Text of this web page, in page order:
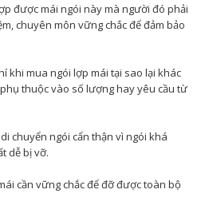
được mái ngói này mà người đó phải
chuyên môn vững chắc để đảm bảo
khi mua ngói lợp mái tại sao lại khác
thuộc vào số lượng hay yêu cầu từ
chuyển ngói cẩn thận vì ngói khá
dễ bị vỡ.
cần vững chắc để đỡ được toàn bộ